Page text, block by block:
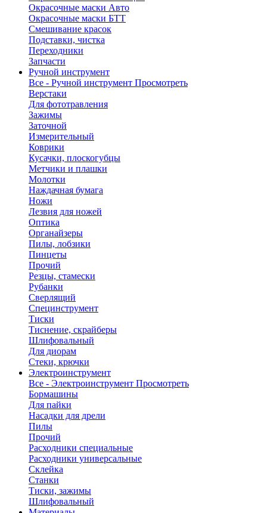
Окрасочные маски Авто
Окрасочные маски БТТ
Смешивание красок
Подставки, чистка
Переходники
Запчасти
Ручной инструмент
Все - Ручной инструмент Просмотреть
Верстаки
Для фототравления
Зажимы
Заточной
Измерительный
Коврики
Кусачки, плоскогубцы
Метчики и плашки
Молотки
Наждачная бумага
Ножи
Лезвия для ножей
Оптика
Органайзеры
Пилы, лобзики
Пинцеты
Прочий
Резцы, стамески
Рубанки
Сверлящий
Специнструмент
Тиски
Тиснение, скрайберы
Шлифовальный
Для диорам
Стеки, крючки
Электроинструмент
Все - Электроинструмент Просмотреть
Бормашины
Для пайки
Насадки для дрели
Пилы
Прочий
Расходники специальные
Расходники универсальные
Склейка
Станки
Тиски, зажимы
Шлифовальный